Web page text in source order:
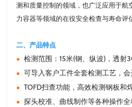
测和质量控制的领域，也广泛应用于航
力容器等领域的在役安全检查与寿命评
二、产品特点
● 检测范围：15米(钢、纵波)，透射
● 可导入客户工件全套检测工艺，会
● TOFD扫查功能，高效检测钢板和
● 探头校准、曲线制作等各种操作